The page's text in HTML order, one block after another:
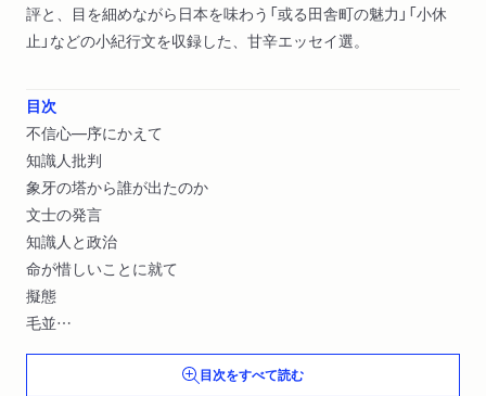
評と、目を細めながら日本を味わう「或る田舎町の魅力」「小休
止」などの小紀行文を収録した、甘辛エッセイ選。
目次
不信心―序にかえて
知識人批判
象牙の塔から誰が出たのか
文士の発言
知識人と政治
命が惜しいことに就て
擬態
毛並
日本人であることの不安
目次をすべて読む